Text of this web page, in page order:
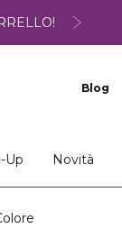
Blog
Up Novità